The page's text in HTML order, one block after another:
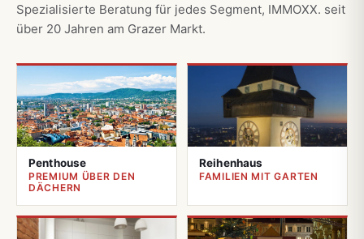
Spezialisierte Beratung für jedes Segment, IMMOXX. seit
über 20 Jahren am Grazer Markt.
Penthouse
PREMIUM ÜBER DEN
DÄCHERN
Reihenhaus
FAMILIEN MIT GARTEN